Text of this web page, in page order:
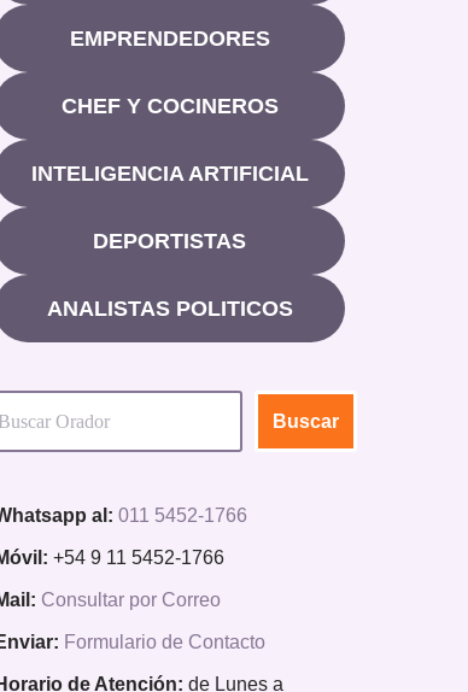
EMPRENDEDORES
CHEF Y COCINEROS
INTELIGENCIA ARTIFICIAL
DEPORTISTAS
ANALISTAS POLITICOS
Buscar
al: 011 5452-1766
+54 9 11 5452-1766
Consultar por Correo
Formulario de Contacto
de Atención: de Lunes a